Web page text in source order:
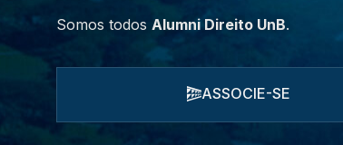
Somos todos Alumni Direito UnB.
ASSOCIE-SE